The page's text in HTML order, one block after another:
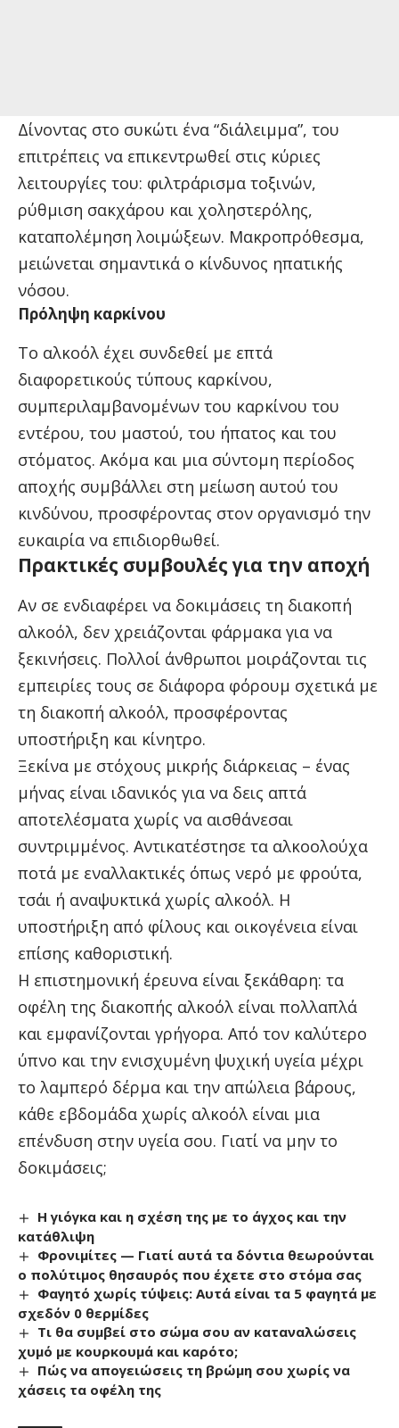
Δίνοντας στο συκώτι ένα “διάλειμμα”, του
επιτρέπεις να επικεντρωθεί στις κύριες
λειτουργίες του: φιλτράρισμα τοξινών,
ρύθμιση σακχάρου και χοληστερόλης,
καταπολέμηση λοιμώξεων. Μακροπρόθεσμα,
μειώνεται σημαντικά ο κίνδυνος ηπατικής
νόσου.
Πρόληψη καρκίνου
Το αλκοόλ έχει συνδεθεί με επτά
διαφορετικούς τύπους καρκίνου,
συμπεριλαμβανομένων του καρκίνου του
εντέρου, του μαστού, του ήπατος και του
στόματος. Ακόμα και μια σύντομη περίοδος
αποχής συμβάλλει στη μείωση αυτού του
κινδύνου, προσφέροντας στον οργανισμό την
ευκαιρία να επιδιορθωθεί.
Πρακτικές συμβουλές για την αποχή
Αν σε ενδιαφέρει να δοκιμάσεις τη διακοπή
αλκοόλ, δεν χρειάζονται φάρμακα για να
ξεκινήσεις. Πολλοί άνθρωποι μοιράζονται τις
εμπειρίες τους σε διάφορα φόρουμ σχετικά με
τη διακοπή αλκοόλ, προσφέροντας
υποστήριξη και κίνητρο.
Ξεκίνα με στόχους μικρής διάρκειας – ένας
μήνας είναι ιδανικός για να δεις απτά
αποτελέσματα χωρίς να αισθάνεσαι
συντριμμένος. Αντικατέστησε τα αλκοολούχα
ποτά με εναλλακτικές όπως νερό με φρούτα,
τσάι ή αναψυκτικά χωρίς αλκοόλ. Η
υποστήριξη από φίλους και οικογένεια είναι
επίσης καθοριστική.
Η επιστημονική έρευνα είναι ξεκάθαρη: τα
οφέλη της διακοπής αλκοόλ είναι πολλαπλά
και εμφανίζονται γρήγορα. Από τον καλύτερο
ύπνο και την ενισχυμένη ψυχική υγεία μέχρι
το λαμπερό δέρμα και την απώλεια βάρους,
κάθε εβδομάδα χωρίς αλκοόλ είναι μια
επένδυση στην υγεία σου. Γιατί να μην το
δοκιμάσεις;
Η γιόγκα και η σχέση της με το άγχος και την
κατάθλιψη
Φρονιμίτες — Γιατί αυτά τα δόντια θεωρούνται
ο πολύτιμος θησαυρός που έχετε στο στόμα σας
Φαγητό χωρίς τύψεις: Αυτά είναι τα 5 φαγητά με
σχεδόν 0 θερμίδες
Τι θα συμβεί στο σώμα σου αν καταναλώσεις
χυμό με κουρκουμά και καρότο;
Πώς να απογειώσεις τη βρώμη σου χωρίς να
χάσεις τα οφέλη της